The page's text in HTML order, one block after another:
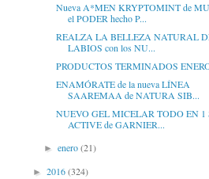
Nueva A*MEN KRYPTOMINT de
el PODER hecho P...
REALZA LA BELLEZA NATURAL
LABIOS con los NU...
PRODUCTOS TERMINADOS
ENAMÓRATE de la nueva LÍNEA
SAAREMAA de NATURA SIB...
NUEVO GEL MICELAR TODO EN
ACTIVE de GARNIER...
►enero(21)
► 2016(324)